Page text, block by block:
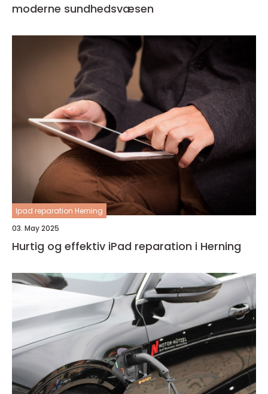
moderne sundhedsvæsen
Ipad reparation Herning
03. May 2025
Hurtig og effektiv iPad reparation i Herning